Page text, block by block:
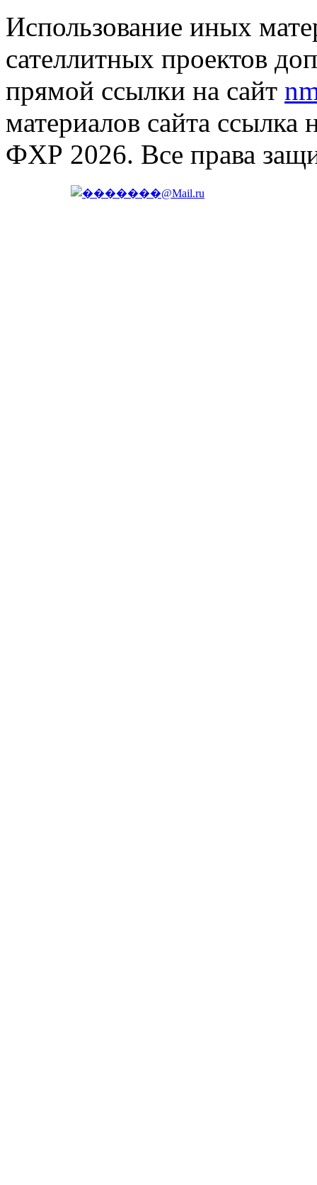
Использование иных
сателлитных проектов
прямой ссылки на сайт
материалов сайта ссылка
ФХР 2026. Все права